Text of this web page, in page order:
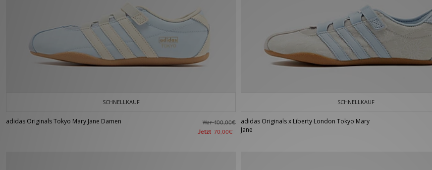
SCHNELLKAUF
adidas Originals Tokyo Mary Jane Damen War100,00€
Jetzt 70,00€
SCHNELLKAUF
adidas Originals x Liberty London Tokyo Mary
Jane